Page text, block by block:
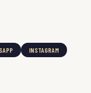
INSTAGRAM